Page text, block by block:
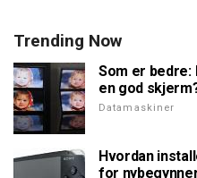
Trending Now
Som er bedre:
en god
Datamaskiner
Hvordan
for